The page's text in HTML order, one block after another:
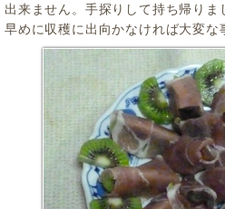
出来ません。手探りして持ち帰りま
早めに収穫に出向かなければ大変な